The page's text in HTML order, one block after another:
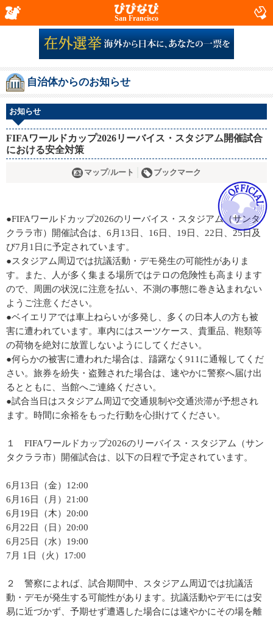
San Francisco
自治体からのお知らせ
お知らせ
FIFAワールドカップ2026リーバイス・スタジアム開催試合
における安全対策
マップ/ルート ブックマーク
●FIFAワールドカップ2026のリーバイス・スタジアム（サンタ
クララ市）開催試合は、6月13日、16日、19日、22日、25日及
び7月1日に予定されています。
●スタジアム周辺では抗議活動・デモ発生の可能性がありま
す。また、人が多く集まる場所ではテロの危険性も高まります
ので、周囲の状況に注意を払い、不測の事態に巻き込まれない
ようご注意ください。
●ベイエリアでは車上ねらいが多発し、多くの日本人の方も被
害に遭われています。車内にはスーツケース、貴重品、鞄類等
の荷物を絶対に放置しないようにしてください。
●何らかの被害に遭われた場合は、躊躇なく911に通報してくだ
さい。旅券を紛失・盗難された場合は、速やかに警察へ届け出
るとともに、当館へご連絡ください。
●試合当日はスタジアム周辺で交通規制や交通渋滞が予想され
ます。時間に余裕をもった行動を心掛けてください。
１ FIFAワールドカップ2026のリーバイス・スタジアム（サン
タクララ市）開催試合は、以下の日程で予定されています。
6月13日（金）12:00
6月16日（月）21:00
6月19日（木）20:00
6月22日（日）20:00
6月25日（水）19:00
7月 1日（火）17:00
２ 警察によれば、試合期間中、スタジアム周辺では抗議活
動・デモが発生する可能性があります。抗議活動やデモには安
易に近づかず、予期せず遭遇した場合には速やかにその場を離